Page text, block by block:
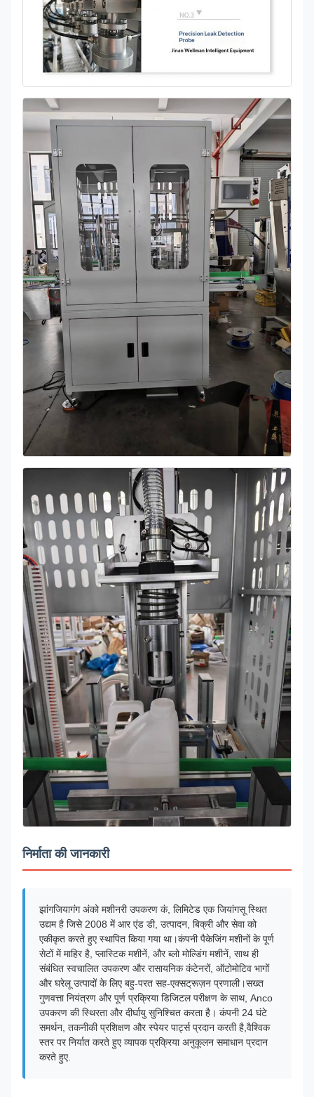
निर्माता की जानकारी
झांगजियागंग अंको मशीनरी उपकरण कं, लिमिटेड एक जियांगसू स्थित
उद्यम है जिसे 2008 में आर एंड डी, उत्पादन, बिक्री और सेवा को
एकीकृत करते हुए स्थापित किया गया था।कंपनी पैकेजिंग मशीनों के पूर्ण
सेटों में माहिर है, प्लास्टिक मशीनें, और ब्लो मोल्डिंग मशीनें, साथ ही
संबंधित स्वचालित उपकरण और रासायनिक कंटेनरों, ऑटोमोटिव भागों
और घरेलू उत्पादों के लिए बहु-परत सह-एक्सट्रूज़न प्रणाली।सख्त
गुणवत्ता नियंत्रण और पूर्ण प्रक्रिया डिजिटल परीक्षण के साथ, Anco
उपकरण की स्थिरता और दीर्घायु सुनिश्चित करता है। कंपनी 24 घंटे
समर्थन, तकनीकी प्रशिक्षण और स्पेयर पार्ट्स प्रदान करती है,वैश्विक
स्तर पर निर्यात करते हुए व्यापक प्रक्रिया अनुकूलन समाधान प्रदान
करते हुए.